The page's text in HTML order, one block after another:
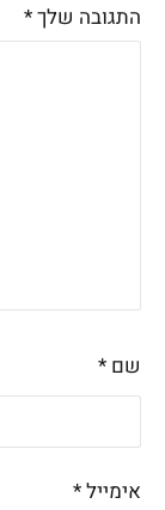
התגובה שלך*
שם*
אימייל*